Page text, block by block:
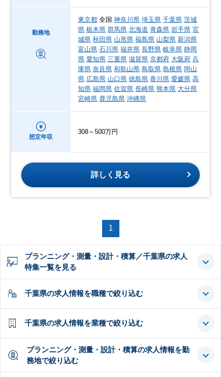
勤務地
東京都 全国神奈川県 埼玉県 千葉県 茨城
県 栃木県 群馬県 北海道 青森県 岩手県 宮
城県 秋田県 山形県 福島県 山梨県 新潟県
富山県 石川県 福井県 長野県 岐阜県 静岡
県 愛知県 三重県 滋賀県 京都府 大阪府 兵
庫県 奈良県 和歌山県 鳥取県 島根県 岡山
県 広島県 山口県 徳島県 香川県 愛媛県 高
知県 福岡県 佐賀県 長崎県 熊本県 大分県
宮崎県 鹿児島県 沖縄県
想定年収
308～500万円
詳しく見る
1
プランニング・測量・設計・積算／千葉県の求人
特集一覧を見る
千葉県の求人情報を職種で絞り込む
千葉県の求人情報を業種で絞り込む
プランニング・測量・設計・積算の求人情報を勤
務地で絞り込む